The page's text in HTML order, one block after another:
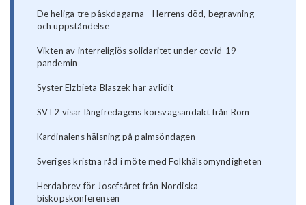
De heliga tre påskdagarna - Herrens död, begravning
och uppståndelse
Vikten av interreligiös solidaritet under covid-19-
pandemin
Syster Elzbieta Blaszek har avlidit
SVT2 visar långfredagens korsvägsandakt från Rom
Kardinalens hälsning på palmsöndagen
Sveriges kristna råd i möte med Folkhälsomyndigheten
Herdabrev för Josefsåret från Nordiska
biskopskonferensen